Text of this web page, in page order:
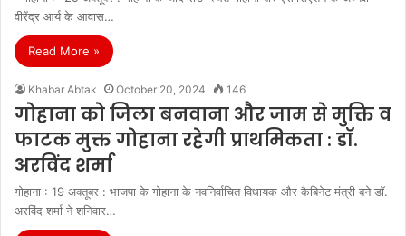
वीरेंद्र आर्य के आवास…
Read More »
Khabar Abtak October 20, 2024 146
गोहाना को जिला बनवाना और जाम से मुक्ति व
फाटक मुक्त गोहाना रहेगी प्राथमिकता : डॉ.
अरविंद शर्मा
गोहाना : 19 अक्तूबर : भाजपा के गोहाना के नवनिर्वाचित विधायक और कैबिनेट मंत्री बने डॉ.
अरविंद शर्मा ने शनिवार…